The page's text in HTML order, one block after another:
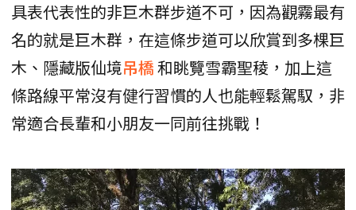
具表代表性的非巨木群步道不可，因為觀霧最有
名的就是巨木群，在這條步道可以欣賞到多棵巨
木、隱藏版仙境吊橋和眺覽雪霸聖稜，加上這
條路線平常沒有健行習慣的人也能輕鬆駕馭，非
常適合長輩和小朋友一同前往挑戰！